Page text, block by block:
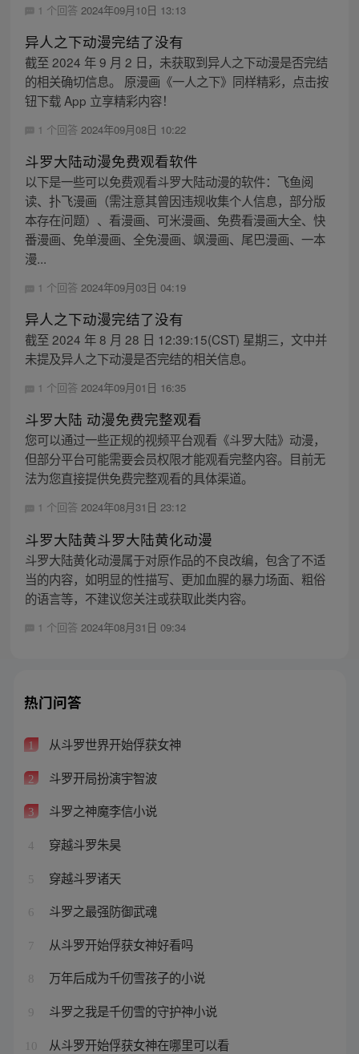
1 个回答 2024年09月10日 13:13
异人之下动漫完结了没有
截至 2024 年 9 月 2 日，未获取到异人之下动漫是否完结
的相关确切信息。 原漫画《一人之下》同样精彩，点击按
钮下载 App 立享精彩内容！
1 个回答 2024年09月08日 10:22
斗罗大陆动漫免费观看软件
以下是一些可以免费观看斗罗大陆动漫的软件：飞鱼阅
读、扑飞漫画（需注意其曾因违规收集个人信息，部分版
本存在问题）、看漫画、可米漫画、免费看漫画大全、快
番漫画、免单漫画、全免漫画、飒漫画、尾巴漫画、一本
漫...
1 个回答 2024年09月03日 04:19
异人之下动漫完结了没有
截至 2024 年 8 月 28 日 12:39:15(CST) 星期三，文中并
未提及异人之下动漫是否完结的相关信息。
1 个回答 2024年09月01日 16:35
斗罗大陆 动漫免费完整观看
您可以通过一些正规的视频平台观看《斗罗大陆》动漫，
但部分平台可能需要会员权限才能观看完整内容。目前无
法为您直接提供免费完整观看的具体渠道。
1 个回答 2024年08月31日 23:12
斗罗大陆黄斗罗大陆黄化动漫
斗罗大陆黄化动漫属于对原作品的不良改编，包含了不适
当的内容，如明显的性描写、更加血腥的暴力场面、粗俗
的语言等，不建议您关注或获取此类内容。
1 个回答 2024年08月31日 09:34
热门问答
1 从斗罗世界开始俘获女神
2 斗罗开局扮演宇智波
3 斗罗之神魔李信小说
4 穿越斗罗朱昊
5 穿越斗罗诸天
6 斗罗之最强防御武魂
7 从斗罗开始俘获女神好看吗
8 万年后成为千仞雪孩子的小说
9 斗罗之我是千仞雪的守护神小说
10 从斗罗开始俘获女神在哪里可以看